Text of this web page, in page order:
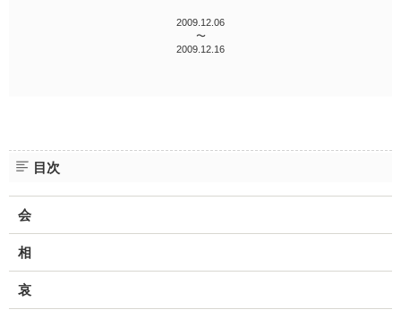
2009.12.06
〜
2009.12.16
目次
会
相
哀